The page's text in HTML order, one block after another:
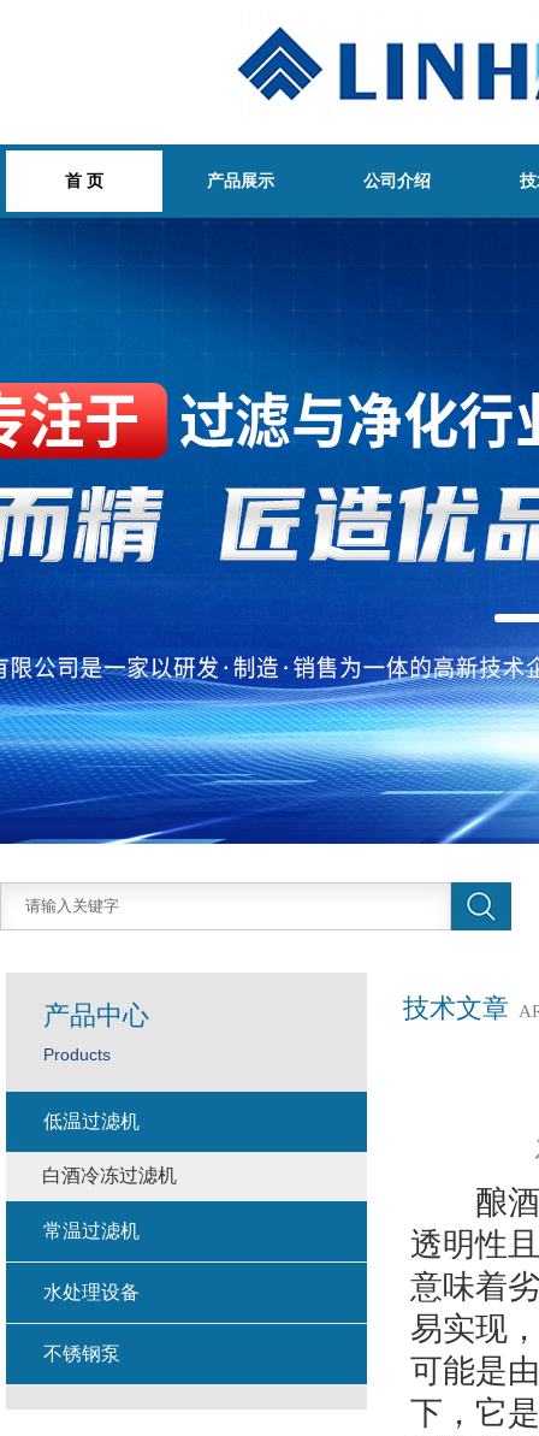
首 页 产品展示 公司介绍
技术文章
酿酒
透明性
意味着
易实现
可能是
下，它
产品中心
Products
低温过滤机
白酒冷冻过滤机
常温过滤机
水处理设备
不锈钢泵